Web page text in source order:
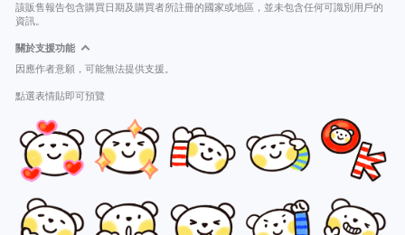
該販售報告包含購買日期及購買者所註冊的國家或地區，並未包含任何可識別用戶的
資訊。
關於支援功能
因應作者意願，可能無法提供支援。
點選表情貼即可預覽